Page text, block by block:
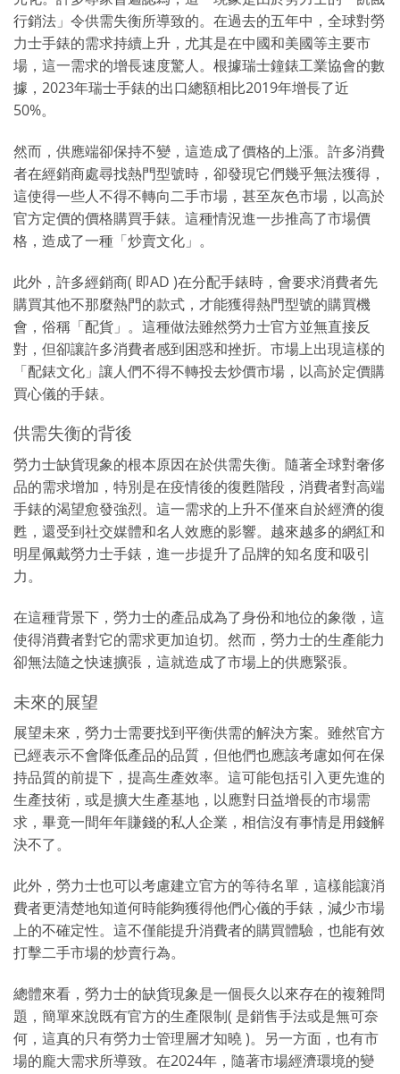
行銷法」令供需失衡所導致的。在過去的五年中，全球對勞
力士手錶的需求持續上升，尤其是在中國和美國等主要市
場，這一需求的增長速度驚人。根據瑞士鐘錶工業協會的數
據，2023年瑞士手錶的出口總額相比2019年增長了近
50%。
然而，供應端卻保持不變，這造成了價格的上漲。許多消費
者在經銷商處尋找熱門型號時，卻發現它們幾乎無法獲得，
這使得一些人不得不轉向二手市場，甚至灰色市場，以高於
官方定價的價格購買手錶。這種情況進一步推高了市場價
格，造成了一種「炒賣文化」。
此外，許多經銷商( 即AD )在分配手錶時，會要求消費者先
購買其他不那麼熱門的款式，才能獲得熱門型號的購買機
會，俗稱「配貨」。這種做法雖然勞力士官方並無直接反
對，但卻讓許多消費者感到困惑和挫折。市場上出現這樣的
「配錶文化」讓人們不得不轉投去炒價市場，以高於定價購
買心儀的手錶。
供需失衡的背後
勞力士缺貨現象的根本原因在於供需失衡。隨著全球對奢侈
品的需求增加，特別是在疫情後的復甦階段，消費者對高端
手錶的渴望愈發強烈。這一需求的上升不僅來自於經濟的復
甦，還受到社交媒體和名人效應的影響。越來越多的網紅和
明星佩戴勞力士手錶，進一步提升了品牌的知名度和吸引
力。
在這種背景下，勞力士的產品成為了身份和地位的象徵，這
使得消費者對它的需求更加迫切。然而，勞力士的生產能力
卻無法隨之快速擴張，這就造成了市場上的供應緊張。
未來的展望
展望未來，勞力士需要找到平衡供需的解決方案。雖然官方
已經表示不會降低產品的品質，但他們也應該考慮如何在保
持品質的前提下，提高生產效率。這可能包括引入更先進的
生產技術，或是擴大生產基地，以應對日益增長的市場需
求，畢竟一間年年賺錢的私人企業，相信沒有事情是用錢解
決不了。
此外，勞力士也可以考慮建立官方的等待名單，這樣能讓消
費者更清楚地知道何時能夠獲得他們心儀的手錶，減少市場
上的不確定性。這不僅能提升消費者的購買體驗，也能有效
打擊二手市場的炒賣行為。
總體來看，勞力士的缺貨現象是一個長久以來存在的複雜問
題，簡單來說既有官方的生產限制( 是銷售手法或是無可奈
何，這真的只有勞力士管理層才知曉 )。另一方面，也有市
場的龐大需求所導致。在2024年，隨著市場經濟環境的變